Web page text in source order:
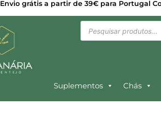
Envio grátis a partir de 39€ para Portugal
Suplementos Chás